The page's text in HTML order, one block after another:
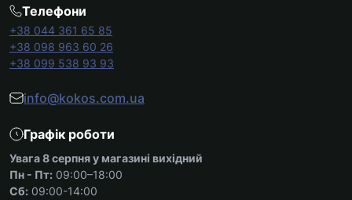
Телефони
+38 044 361 65 85
+38 098 963 60 26
+38 099 538 93 93
info@kokos.com.ua
Графік роботи
Увага 8 серпня у магазині вихідний
Пн - Пт: 09:00–18:00
Сб: 09:00-14:00